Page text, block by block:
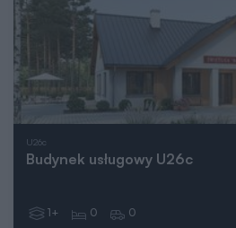
U26c
Budynek usługowy U26c
1+ 0 0